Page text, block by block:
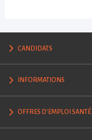
CANDIDATS
INFORMATIONS
OFFRES D'EMPLOI SANTÉ